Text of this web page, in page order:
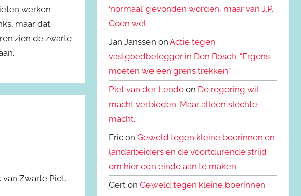
werken
maar dat
zien de zwarte
Zwarte Piet.
‘normaal’ gevonden worden, maar van J.P.
Coen wèl
Jan Janssen onActie tegen
vastgoedbelegger in Den Bosch. “Ergens
moeten we een grens trekken”
Piet van der Lende on De regering wil
macht verbieden. Maar alleen slechte
macht.
Eric onGeweld tegen kleine boerinnen en
landarbeiders en de voortdurende strijd
om hier een einde aan te maken
Gert onGeweld tegen kleine boerinnen